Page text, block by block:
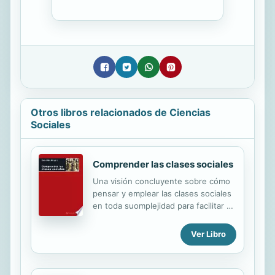
Otros libros relacionados de Ciencias
Sociales
Comprender las clases sociales
Una visión concluyente sobre cómo
pensar y emplear las clases sociales
en toda suomplejidad para facilitar y
capitalismo global imperante No hay
concepto hoy por hoy, tanto en el
ámbito de las ciencias sociales como
a pie de calle, más controvertido que
Ver Libro